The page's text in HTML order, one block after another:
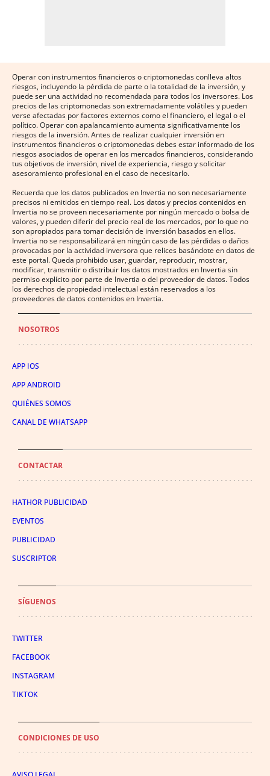
Operar con instrumentos financieros o criptomonedas conlleva altos
riesgos, incluyendo la pérdida de parte o la totalidad de la inversión, y
puede ser una actividad no recomendada para todos los inversores. Los
precios de las criptomonedas son extremadamente volátiles y pueden
verse afectadas por factores externos como el financiero, el legal o el
político. Operar con apalancamiento aumenta significativamente los
riesgos de la inversión. Antes de realizar cualquier inversión en
instrumentos financieros o criptomonedas debes estar informado de los
riesgos asociados de operar en los mercados financieros, considerando
tus objetivos de inversión, nivel de experiencia, riesgo y solicitar
asesoramiento profesional en el caso de necesitarlo.
Recuerda que los datos publicados en Invertia no son necesariamente
precisos ni emitidos en tiempo real. Los datos y precios contenidos en
Invertia no se proveen necesariamente por ningún mercado o bolsa de
valores, y pueden diferir del precio real de los mercados, por lo que no
son apropiados para tomar decisión de inversión basados en ellos.
Invertia no se responsabilizará en ningún caso de las pérdidas o daños
provocadas por la actividad inversora que relices basándote en datos de
este portal. Queda prohibido usar, guardar, reproducir, mostrar,
modificar, transmitir o distribuir los datos mostrados en Invertia sin
permiso explícito por parte de Invertia o del proveedor de datos. Todos
los derechos de propiedad intelectual están reservados a los
proveedores de datos contenidos en Invertia.
NOSOTROS
APP IOS
APP ANDROID
QUIÉNES SOMOS
CANAL DE WHATSAPP
CONTACTAR
HATHOR PUBLICIDAD
EVENTOS
PUBLICIDAD
SUSCRIPTOR
SÍGUENOS
TWITTER
FACEBOOK
INSTAGRAM
TIKTOK
CONDICIONES DE USO